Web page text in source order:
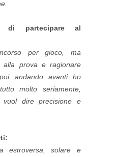
di partecipare al
per gioco, ma
alla prova e ragionare
andando avanti ho
molto seriamente,
vuol dire precisione e
estroversa, solare e